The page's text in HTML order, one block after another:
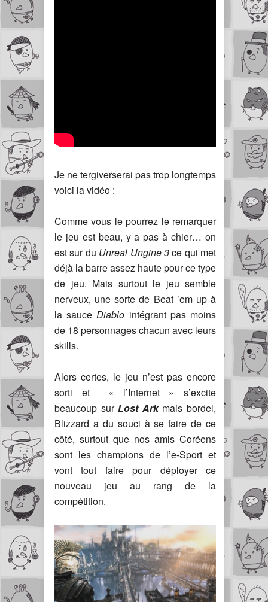
Je ne tergiverserai pas trop longtemps
voici la vidéo :
Comme vous le pourrez le remarquer
le jeu est beau, y a pas à chier… on
est sur du Unreal Ungine 3ce qui met
déjà la barre assez haute pour ce type
de jeu. Mais surtout le jeu semble
nerveux, une sorte de Beat ’em up à
la sauceDiablo intégrant pas moins
de 18 personnages chacun avec leurs
skills.
Alors certes, le jeu n’est pas encore
sorti et « l’Internet » s’excite
beaucoup surLost Arkmais bordel,
Blizzard a du souci à se faire de ce
côté, surtout que nos amis Coréens
sont les champions de l’e-Sport et
vont tout faire pour déployer ce
nouveau jeu au rang de la
compétition.